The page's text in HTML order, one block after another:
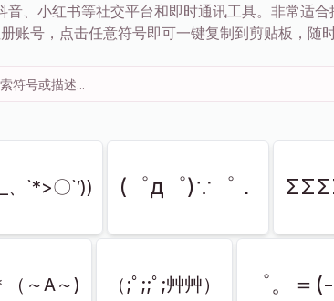
音、小红书等社交平台和即时通讯工具。非常适
账号，点击任意符号即可一键复制到剪贴板，随
、`*>〇`′)) (゜д゜)∵゜．
（～A～) （;ﾟ;;ﾟ;艸艸） ゜。＝